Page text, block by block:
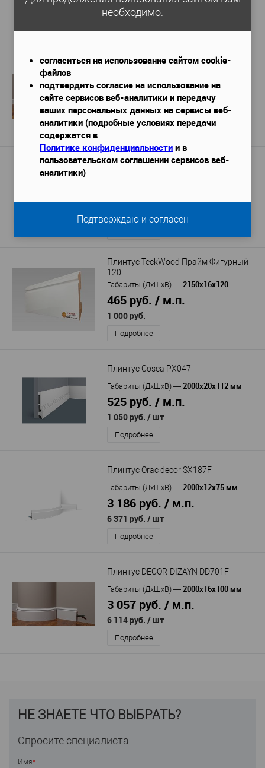
4 976 руб./ шт
Плинтус DECOR-DIZAYN DD18
2000х16х54 мм
249 руб. / м.п.
497 руб.
Подробнее
Плинтус Cosca Дуб Тёмный 80мм
500 руб. / м.п.
Плинтус TeckWood Прайм Фигурный
120
Габариты (ДхШхВ) — 2150х16х120
465 руб. / м.п.
1 000 руб.
Подробнее
Плинтус Cosca PX047
Габариты (ДхШхВ) — 2000x20x112 мм
525 руб. / м.п.
1 050 руб. / шт
Подробнее
Плинтус Orac decor SX187F
Габариты (ДхШхВ) — 2000х12х75 мм
3 186 руб. / м.п.
6 371 руб. / шт
Подробнее
Плинтус DECOR-DIZAYN DD701F
Габариты (ДхШхВ) — 2000х16х100 мм
3 057 руб. / м.п.
6 114 руб. / шт
Подробнее
НЕ ЗНАЕТЕ ЧТО ВЫБРАТЬ?
Спросите специалиста
Имя*
необходимо:
согласиться на использование сайтом cookie-
файлов
подтвердить согласие на использование на
сайте сервисов веб-аналитики и передачу
ваших персональных данных на сервисы веб-
аналитики (подробные условиях передачи
содержатся в
Политике конфиденциальности и в
пользовательском соглашении сервисов веб-
аналитики)
Подтверждаю и согласен